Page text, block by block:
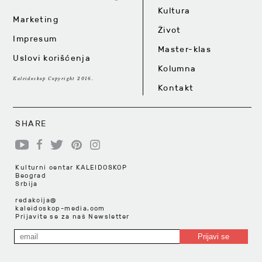
Marketing
Impresum
Uslovi korišćenja
Kaleidoskop Copyright 2016.
Kultura
Život
Master-klas
Kolumna
Kontakt
SHARE
Kulturni centar KALEIDOSKOP
Beograd
Srbija
redakcija@
kaleidoskop-media.com
Prijavite se za naš Newsletter